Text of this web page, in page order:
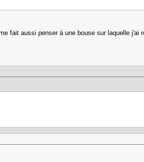
fait aussi penser à une bouse sur laquelle